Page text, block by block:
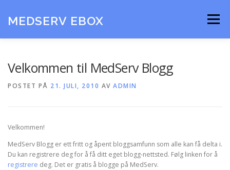
innhold
MEDSERV EBOX Meny
Velkommen til MedServ Blogg
POSTET PÅ 21. JULI, 2010 AV ADMIN
Velkommen!
MedServ Blogg er ett fritt og åpent bloggsamfunn som alle kan få delta i.
Du kan registrere deg for å få ditt eget blogg-nettsted. Følg linken for å
registrere deg. Det er gratis å blogge på MedServ.